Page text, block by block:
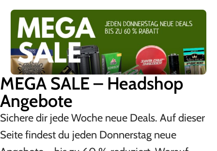
MEGA SALE – Headshop
Angebote
Sichere dir jede Woche neue Deals. Auf dieser
Seite findest du jeden Donnerstag neue